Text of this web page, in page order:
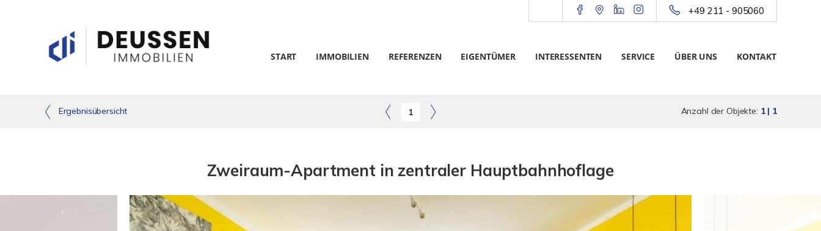
+49 211 - 905060
START IMMOBILIEN REFERENZEN EIGENTÜMER INTERESSENTEN SERVICE ÜBER UNS KONTAKT
Ergebnisübersicht 1 Anzahl der Objekte: 1 | 1
Zweiraum-Apartment in zentraler Hauptbahnhoflage